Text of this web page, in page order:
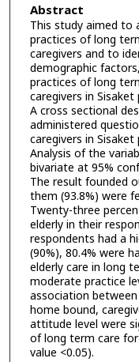
Abstract
This study aimed to
practices of long
caregivers and to
demographic
practices of long
caregivers in Sisaket
A cross sectional
administered
caregivers in
Analysis of the
bivariate at 95%
The result founded
them (93.8%) were
Twenty-three
elderly in their
respondents had a
(90%), 80.4% were
elderly care in long
moderate practice
association
home bound,
attitude level were
of long term care
value <0.05).